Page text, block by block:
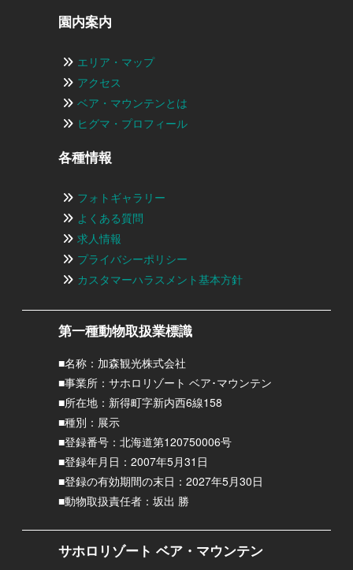
園内案内
エリア・マップ
アクセス
ベア・マウンテンとは
ヒグマ・プロフィール
各種情報
フォトギャラリー
よくある質問
求人情報
プライバシーポリシー
カスタマーハラスメント基本方針
第一種動物取扱業標識
■名称：加森観光株式会社
■事業所：サホロリゾート ベア･マウンテン
■所在地：新得町字新内西6線158
■種別：展示
■登録番号：北海道第120750006号
■登録年月日：2007年5月31日
■登録の有効期間の末日：2027年5月30日
■動物取扱責任者：坂出 勝
サホロリゾート ベア・マウンテン